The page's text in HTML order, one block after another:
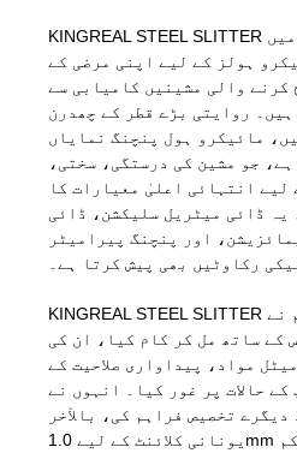
KINGREAL STEEL SLITTER نے یونان اور مراکش میں
ہولز کے لیے اپنی مرضی کے
کرنے والی مشینیں کامیابی سے
روایتی بڑے قطر کے چھدرن
مائیکرو ہول پنچنگ نمایاں
جو مشین کی درستگی، سختی،
لیے انتہائی اعلیٰ معیارات کا
یہ ڈائی میٹریل سلیکشن، ڈائی
اور پنچنگ پیرامیٹر
رکاوٹیں بھی پیش کرتا ہے۔
KINGREAL STEEL SLITTER پیشہ ورانہ تکنیکی ٹیم نے
کے ساتھ مل کر کام کیا، ان کی
مواد، پیداواری صلاحیت کے
حالات پر غور کیا۔ انہوں نے
تخصیص فراہم کی، بالآخر
یونانی کلائنٹ کے لیے 1.0mm مائیکرو ہولز کی مستحکم